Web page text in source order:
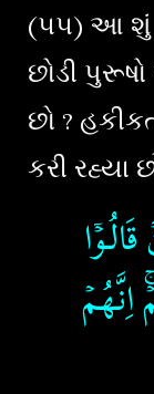
(૫૫) આ શું
છોડી
છો ?
કરી રહ્યા